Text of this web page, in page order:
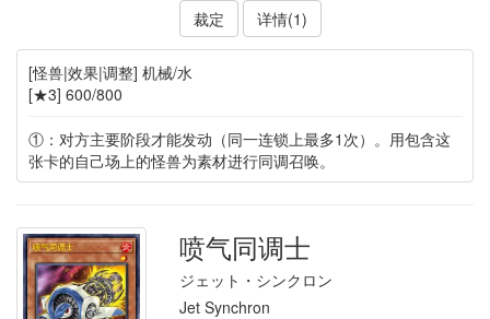
裁定
详情(1)
[怪兽|效果|调整] 机械/水
[★3] 600/800
①：对方主要阶段才能发动（同一连锁上最多1次）。用包含这
张卡的自己场上的怪兽为素材进行同调召唤。
喷气同调士
ジェット・シンクロン
Jet Synchron